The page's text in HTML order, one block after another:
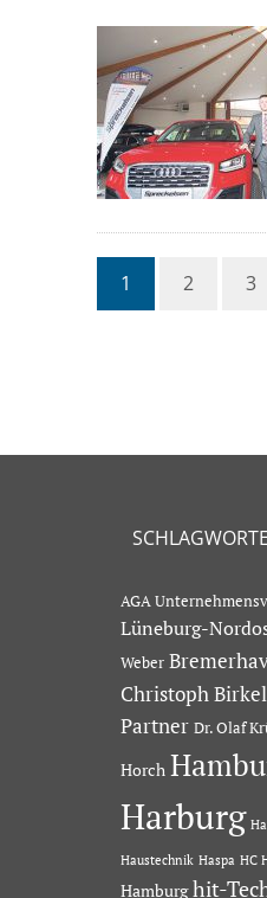
1 2 3
SCHLAGWORTE
AGA
Lüneburg-
Weber
Christoph Birkel
Partner Dr. Olaf
Horch
Harburg
Haustechnik Haspa HC
Hamburg hit-